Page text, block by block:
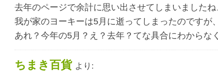
去年のページで余計に思い出させてしまいました
我が家のヨーキーは5月に逝ってしまったのですが
あれ？今年の5月？え？去年？てな具合にわから
ちまき百貨 より: